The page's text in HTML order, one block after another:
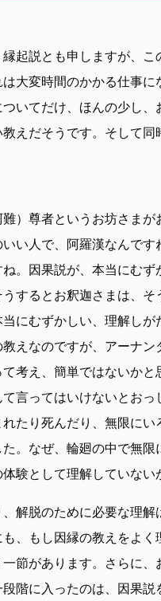
起説とも申しますが、
大変時間のかかる仕事
いてだけ、ほんの少し
えだそうです。そして同
）尊者というお坊さま
い人で、阿羅漢なんで
。因果説が、本当にむ
するとお釈迦さまは、
にむずかしい、理解し
えなのですが、アーナ
考え、簡単ではないか
言ってはいけないとお
たり死んだり、無限に
。なぜ、輪廻の中で無
験として理解していない
解脱のために必要な理
、もし因縁の教えをよ
節があります。さらに
階に入ったのは、因果説